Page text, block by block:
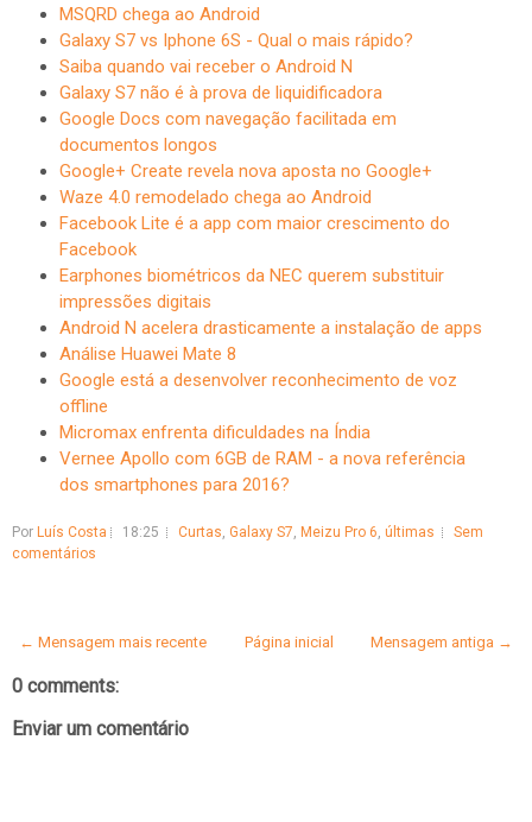
MSQRD chega ao Android
Galaxy S7 vs Iphone 6S - Qual o mais rápido?
Saiba quando vai receber o Android N
Galaxy S7 não é à prova de liquidificadora
Google Docs com navegação facilitada em
documentos longos
Google+ Create revela nova aposta no Google+
Waze 4.0 remodelado chega ao Android
Facebook Lite é a app com maior crescimento do
Facebook
Earphones biométricos da NEC querem substituir
impressões digitais
Android N acelera drasticamente a instalação de apps
Análise Huawei Mate 8
Google está a desenvolver reconhecimento de voz
offline
Micromax enfrenta dificuldades na Índia
Vernee Apollo com 6GB de RAM - a nova referência
dos smartphones para 2016?
Por Luís Costa 18:25 Curtas, Galaxy S7, Meizu Pro 6, últimas
Sem
comentários
← Mensagem mais recente Mensagem antiga →
Página inicial
0 comments:
Enviar um comentário